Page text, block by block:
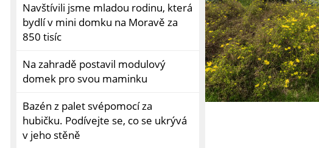
Navštívili jsme mladou rodinu, která
bydlí v mini domku na Moravě za
850 tisíc
Na zahradě postavil modulový
domek pro svou maminku
Bazén z palet svépomocí za
hubičku. Podívejte se, co se ukrývá
v jeho stěně